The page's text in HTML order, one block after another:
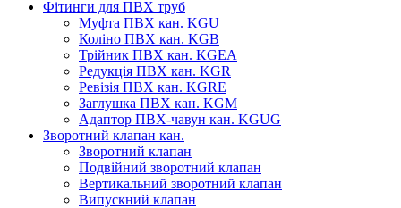
Фітинги для ПВХ труб
Муфта ПВХ кан. KGU
Коліно ПВХ кан. KGB
Трійник ПВХ кан. KGEA
Редукція ПВХ кан. KGR
Ревізія ПВХ кан. KGRE
Заглушка ПВХ кан. KGM
Адаптор ПВХ-чавун кан. KGUG
Зворотний клапан кан.
Зворотний клапан
Подвійний зворотний клапан
Вертикальний зворотний клапан
Випускний клапан